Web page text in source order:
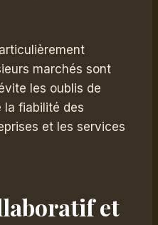
marchés sont
les oublis de
la fiabilité des
et les services
et